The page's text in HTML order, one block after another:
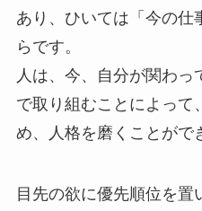
あり、ひいては「今の仕
らです。
人は、今、自分が関わっ
で取り組むことによって
め、人格を磨くことがで
目先の欲に優先順位を置